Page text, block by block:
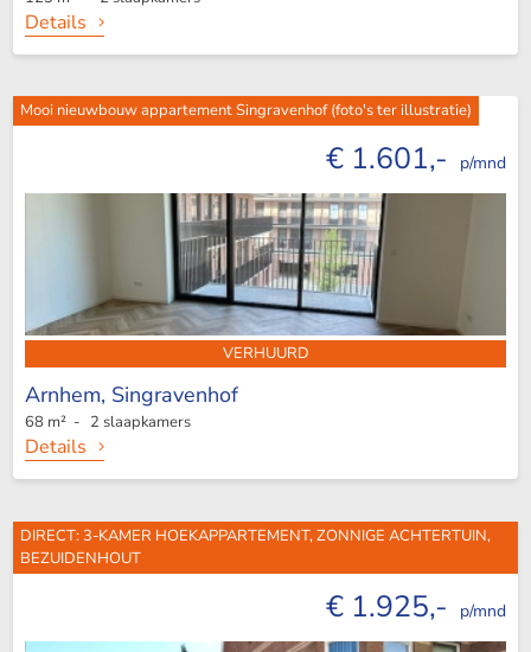
Details
Mooi nieuwbouw appartement Singravenhof (foto's ter illustratie)
€ 1.601,- p/mnd
VERHUURD
Arnhem, Singravenhof
68 m² - 2 slaapkamers
Details
DIRECT: 3-KAMER HOEKAPPARTEMENT, ZONNIGE ACHTERTUIN,
BEZUIDENHOUT
€ 1.925,- p/mnd